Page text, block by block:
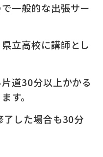
一般的な出張サー
立高校に講師とし
道30分以上かかる
す。
した場合も30分